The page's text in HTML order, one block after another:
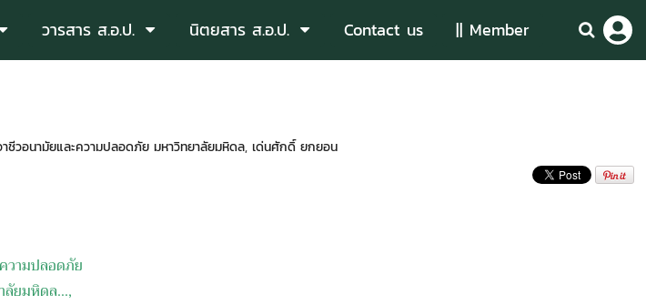
วารสาร ส.อ.ป. นิตยสาร ส.อ.ป. Contact us || Member
ชีวอนามัยและความปลอดภัย มหาวิทยาลัยมหิดล, เด่นศักดิ์ ยกยอน
วามปลอดภัย
ลัยมหิดล...,